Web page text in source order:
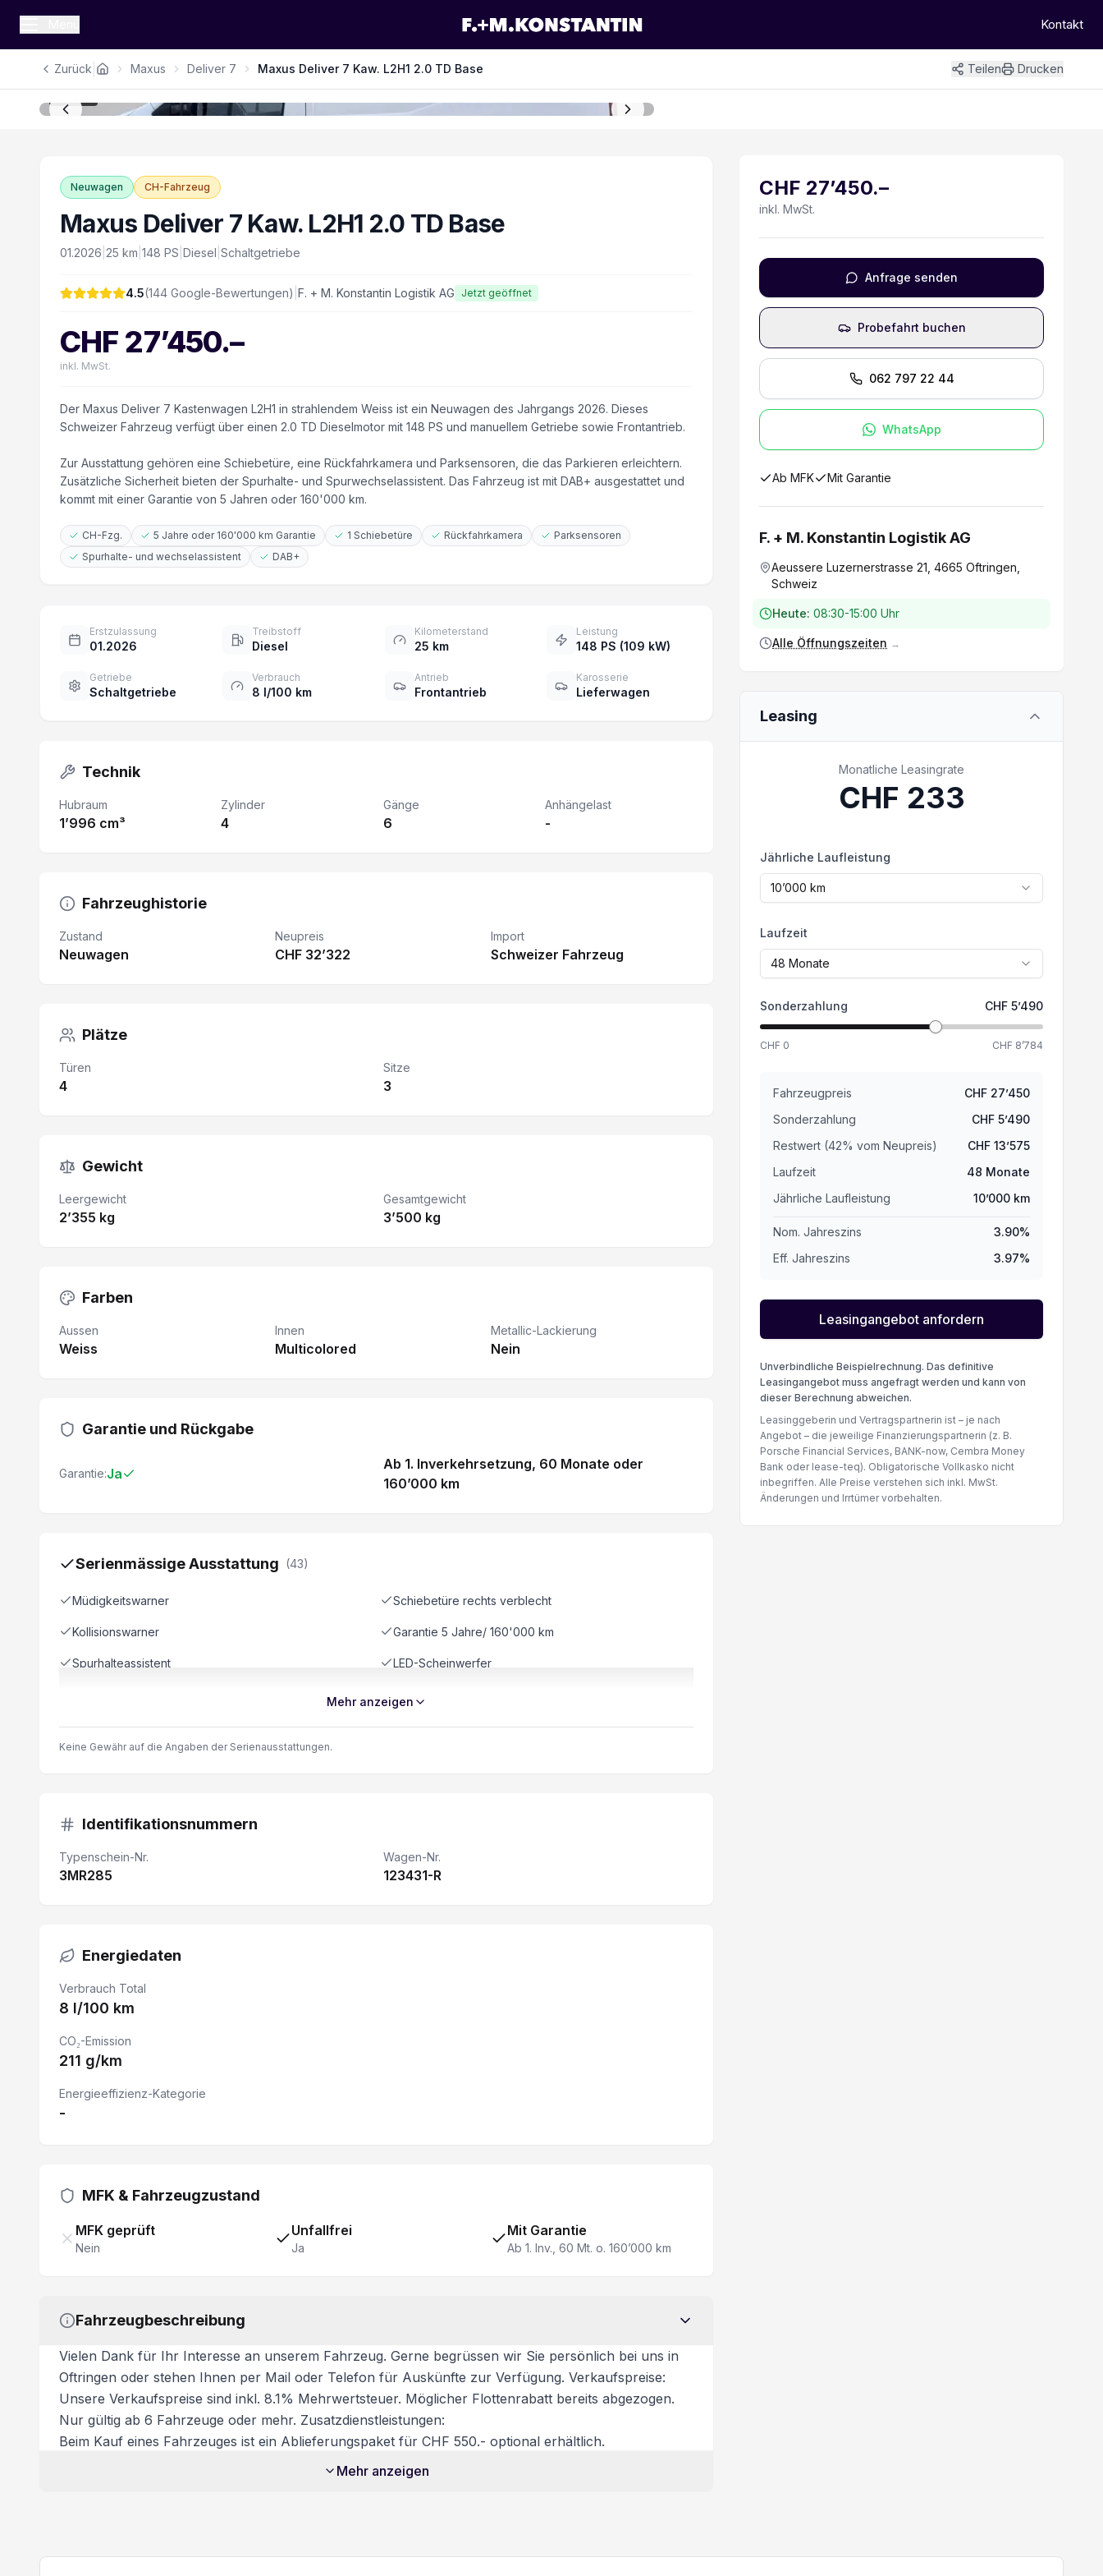
Kontakt
Zurück Maxus Deliver 7 Maxus Deliver 7 Kaw. L2H1 2.0 TD Base Teilen
Drucken
1/14
Neuwagen CH-Fahrzeug
Maxus Deliver 7 Kaw. L2H1 2.0 TD Base
01.2026 25 km 148 PS Diesel Schaltgetriebe
4.5(144 Google-Bewertungen) F. + M. Konstantin Logistik AG Jetzt geöffnet
CHF 27’450.–
inkl. MwSt.
Der Maxus Deliver 7 Kastenwagen L2H1 in strahlendem Weiss ist ein Neuwagen des Jahrgangs 2026. Dieses
Schweizer Fahrzeug verfügt über einen 2.0 TD Dieselmotor mit 148 PS und manuellem Getriebe sowie Frontantrieb.
Zur Ausstattung gehören eine Schiebetüre, eine Rückfahrkamera und Parksensoren, die das Parkieren erleichtern.
Zusätzliche Sicherheit bieten der Spurhalte- und Spurwechselassistent. Das Fahrzeug ist mit DAB+ ausgestattet und
kommt mit einer Garantie von 5 Jahren oder 160'000 km.
CH-Fzg. 5 Jahre oder 160'000 km Garantie 1 Schiebetüre Rückfahrkamera
Parksensoren
Spurhalte- und wechselassistent
DAB+
Erstzulassung
01.2026
Treibstoff
Diesel
Kilometerstand
25 km
Leistung
148 PS (109 kW)
Getriebe
Schaltgetriebe
Verbrauch
8 l/100 km
Antrieb
Frontantrieb
Karosserie
Lieferwagen
Technik
Hubraum
1’996 cm³
Zylinder
4
Gänge
6
Anhängelast
-
Fahrzeughistorie
Zustand
Neuwagen
Neupreis
CHF 32’322
Import
Schweizer Fahrzeug
Plätze
Türen
4
Sitze
3
Gewicht
Leergewicht
2’355 kg
Gesamtgewicht
3’500 kg
Farben
Aussen
Weiss
Innen
Multicolored
Metallic-Lackierung
Nein
Garantie und Rückgabe
Garantie:Ja
Ab 1. Inverkehrsetzung, 60 Monate oder
160’000 km
Serienmässige Ausstattung (43)
Müdigkeitswarner Schiebetüre rechts verblecht
Kollisionswarner Garantie 5 Jahre/ 160'000 km
Spurhalteassistent LED-Scheinwerfer
Aussenspiegel elektrisch beheizbar Vorbereitung für Anhängevorrichtung
Spurverlassenswarnung
Automatische Notbremsung
Nebelscheinwerfer Apple CarPlay & Android Auto
Keyless Zugang/ Starten Lenkrad verstellbar
Beifahrer Doppelsitzbank
LED Tagfahrlicht
Parksensor vorne und hinten
Licht und Regensensor
Bluetooth
Rückfahrwarner Trennwand mit Fenster
Geschwindigkeitsregelanlage
Mehr anzeigen
Keine Gewähr auf die Angaben der Serienausstattungen.
Identifikationsnummern
Typenschein-Nr.
3MR285
Wagen-Nr.
123431-R
Energiedaten
Verbrauch Total
8 l/100 km
CO₂-Emission
211 g/km
Energieeffizienz-Kategorie
-
MFK & Fahrzeugzustand
MFK geprüft
Nein
Unfallfrei
Ja
Mit Garantie
Ab 1. Inv., 60 Mt. o. 160’000 km
Fahrzeugbeschreibung
Vielen Dank für Ihr Interesse an unserem Fahrzeug. Gerne begrüssen wir Sie persönlich bei uns in
Oftringen oder stehen Ihnen per Mail oder Telefon für Auskünfte zur Verfügung. Verkaufspreise:
Unsere Verkaufspreise sind inkl. 8.1% Mehrwertsteuer. Möglicher Flottenrabatt bereits abgezogen.
Nur gültig ab 6 Fahrzeuge oder mehr. Zusatzdienstleistungen:
Beim Kauf eines Fahrzeuges ist ein Ablieferungspaket für CHF 550.- optional erhältlich.
Mehr anzeigen
CHF 27’450.–
inkl. MwSt.
Anfrage senden
Probefahrt buchen
062 797 22 44
WhatsApp
Ab MFK Mit Garantie
F. + M. Konstantin Logistik AG
Aeussere Luzernerstrasse 21, 4665 Oftringen,
Schweiz
Heute:08:30-15:00 Uhr
Alle Öffnungszeiten →
Leasing
Monatliche Leasingrate
CHF 233
Jährliche Laufleistung
10’000 km
Laufzeit
48 Monate
Sonderzahlung CHF 5’490
CHF 0 CHF 8’784
Fahrzeugpreis CHF 27’450
Sonderzahlung
CHF 5’490
Restwert (42% vom Neupreis) CHF 13’575
Laufzeit
48 Monate
Jährliche Laufleistung
10’000km
Nom. Jahreszins 3.90%
Eff. Jahreszins
3.97%
Leasingangebot anfordern
Unverbindliche Beispielrechnung. Das definitive
Leasingangebot muss angefragt werden und kann von
dieser Berechnung abweichen.
Leasinggeberin und Vertragspartnerin ist – je nach
Angebot – die jeweilige Finanzierungspartnerin (z. B.
Porsche Financial Services, BANK-now, Cembra Money
Bank oder lease-teq). Obligatorische Vollkasko nicht
inbegriffen. Alle Preise verstehen sich inkl. MwSt.
Änderungen und Irrtümer vorbehalten.